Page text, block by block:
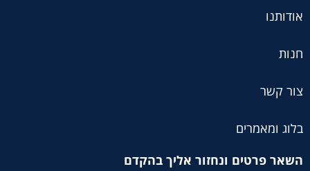
אודותנו
חנות
צור קשר
בלוג ומאמרים
השאר פרטים ונחזור אליך בהקדם